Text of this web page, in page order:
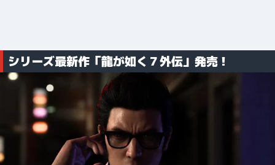
シリーズ最新作「龍が如く７外伝」発売！